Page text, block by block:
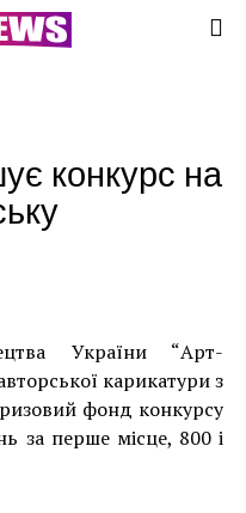
конкурс на
України “Арт-
карикатури з
фонд конкурсу
за перше місце, 800 і